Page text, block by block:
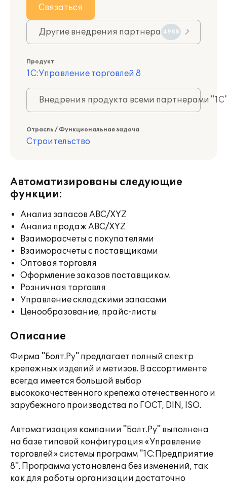
Связаться
Другие внедрения партнера 4988
Продукт
1С:Управление торговлей 8
Внедрения продукта всеми партнерами
Отрасль / Функциональная задача
Строительство
Автоматизированы следующие
функции:
Анализ запасов ABC/XYZ
Анализ продаж ABC/XYZ
Взаиморасчеты с покупателями
Взаиморасчеты с поставщиками
Оптовая торговля
Оформление заказов поставщикам
Розничная торговля
Управление складскими запасами
Ценообразование, прайс-листы
Описание
Фирма "Болт.Ру" предлагает полный спектр
крепежных изделий и метизов. В ассортименте
всегда имеется большой выбор
высококачественного крепежа отечественного и
зарубежного производства по ГОСТ, DIN, ISO.
Автоматизация компании "Болт.Ру" выполнена
на базе типовой конфигурация «Управление
торговлей» системы программ "1С:Предприятие
8". Программа установлена без изменений, так
как для работы организации достаточно